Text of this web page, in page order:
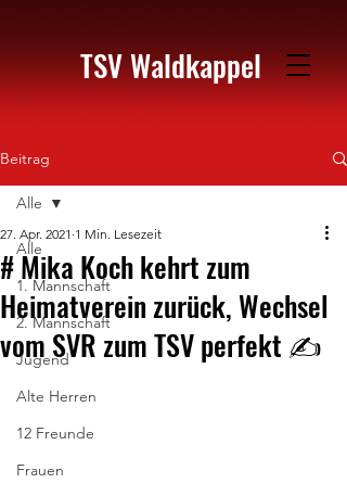
TSV Waldkappel
Beitrag
Alle
1. Mannschaft
2. Mannschaft
Jugend
Alte Herren
12 Freunde
Frauen
Alle
# Mika Koch kehrt zum
Heimatverein zurück, Wechsel
vom SVR zum TSV perfekt ✍️
27. Apr. 2021 1 Min. Lesezeit